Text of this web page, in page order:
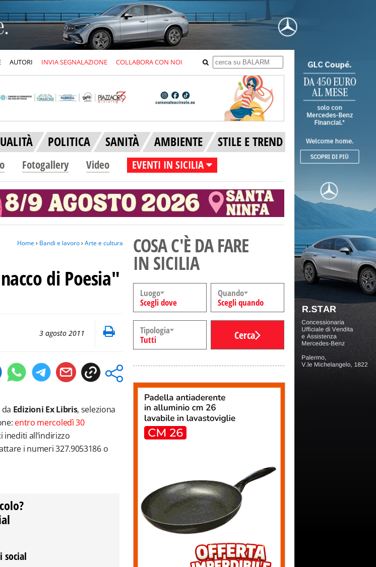
AUTORI INVIA SEGNALAZIONE COLLABORA CON NOI
POLITICA SANITÀ AMBIENTE STILE E TREND
Fotogallery Video EVENTI IN SICILIA
Home› Bandi e lavoro› Arte e cultura
di Poesia"
3 agosto 2011
Edizioni Ex Libris, seleziona
entro mercoledì 30
all’indirizzo
i numeri 327.9053186 o
social
COSA C'È DA FARE
IN SICILIA
Luogo
Scegli dove
Quando
Scegli quando
Tipologia
Tutti
Cerca